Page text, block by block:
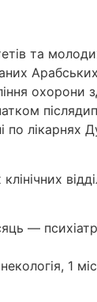
та
охорони
по
—
1